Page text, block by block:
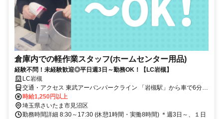
倉庫内での軽作業スタッフ(ホームセンター用品)
経験不問！未経験歓迎◎平日週3日～勤務OK！【LC岩槻】
LC岩槻
交通・アクセス 東武アーバンパークライン 「岩槻駅」から車で6分、
「七里駅」から車で10分！ ※マイカー・バイク通勤の場合は ガソリ
ン代も支給！
時給1,250円以上
埼玉県さいたま市見沼区
勤務時間詳細 8:30～17:30 (休憩1時間・実働8時間) ＊週3日～、１日